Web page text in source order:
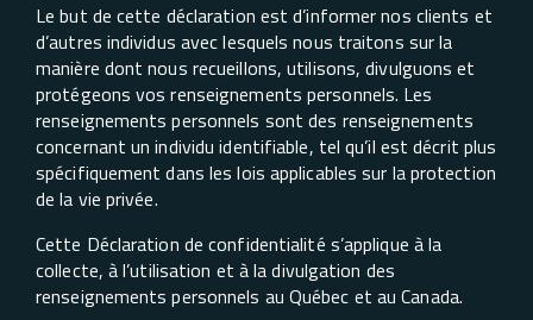
Le but de cette déclaration est d’informer nos clients et
d’autres individus avec lesquels nous traitons sur la
manière dont nous recueillons, utilisons, divulguons et
protégeons vos renseignements personnels. Les
renseignements personnels sont des renseignements
concernant un individu identifiable, tel qu’il est décrit plus
spécifiquement dans les lois applicables sur la protection
de la vie privée.
Cette Déclaration de confidentialité s’applique à la
collecte, à l’utilisation et à la divulgation des
renseignements personnels au Québec et au Canada.